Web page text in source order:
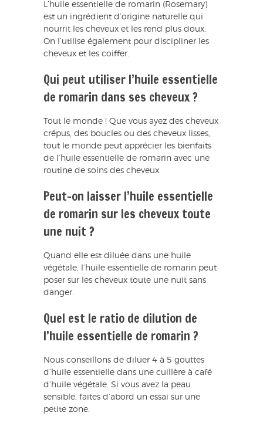
L’huile essentielle de romarin (Rosemary)
est un ingrédient d’origine naturelle qui
nourrit les cheveux et les rend plus doux.
On l’utilise également pour discipliner les
cheveux et les coiffer.
Qui peut utiliser l’huile essentielle
de romarin dans ses cheveux ?
Tout le monde ! Que vous ayez des cheveux
crépus, des boucles ou des cheveux lisses,
tout le monde peut apprécier les bienfaits
de l’huile essentielle de romarin avec une
routine de soins des cheveux.
Peut-on laisser l’huile essentielle
de romarin sur les cheveux toute
une nuit ?
Quand elle est diluée dans une huile
végétale, l’huile essentielle de romarin peut
poser sur les cheveux toute une nuit sans
danger.
Quel est le ratio de dilution de
l’huile essentielle de romarin ?
Nous conseillons de diluer 4 à 5 gouttes
d’huile essentielle dans une cuillère à café
d’huile végétale. Si vous avez la peau
sensible, faites d’abord un essai sur une
petite zone.